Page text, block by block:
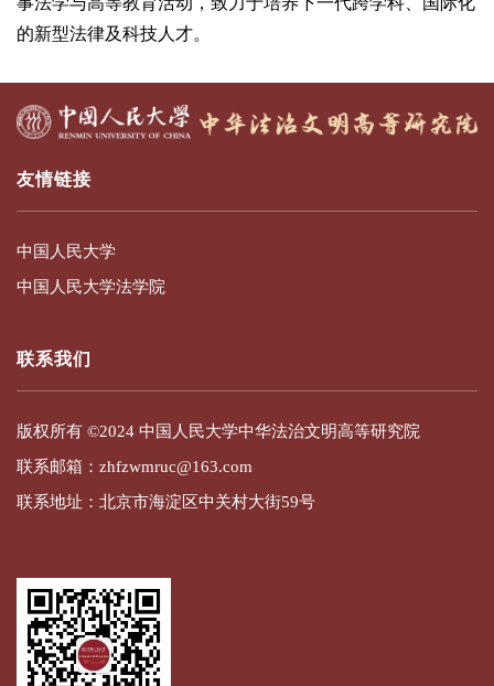
的新型法律及科技人才。
友情链接
中国人民大学
中国人民大学法学院
联系我们
版权所有 ©2024 中国人民大学中华法治文明高等研究院
联系邮箱：zhfzwmruc@163.com
联系地址：北京市海淀区中关村大街59号